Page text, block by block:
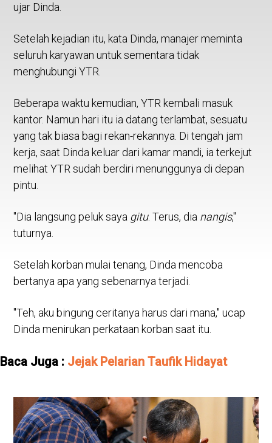
ujar Dinda.
Setelah kejadian itu, kata Dinda, manajer meminta
seluruh karyawan untuk sementara tidak
menghubungi YTR.
Beberapa waktu kemudian, YTR kembali masuk
kantor. Namun hari itu ia datang terlambat, sesuatu
yang tak biasa bagi rekan-rekannya. Di tengah jam
kerja, saat Dinda keluar dari kamar mandi, ia terkejut
melihat YTR sudah berdiri menunggunya di depan
pintu.
"Dia langsung peluk saya gitu. Terus, dia nangis,"
tuturnya.
Setelah korban mulai tenang, Dinda mencoba
bertanya apa yang sebenarnya terjadi.
"Teh, aku bingung ceritanya harus dari mana," ucap
Dinda menirukan perkataan korban saat itu.
Baca Juga : Jejak Pelarian Taufik Hidayat